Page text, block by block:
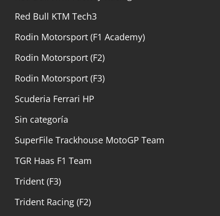
Red Bull KTM Tech3
Rodin Motorsport (F1 Academy)
Rodin Motorsport (F2)
Rodin Motorsport (F3)
Scuderia Ferrari HP
Sin categoría
SuperFile Trackhouse MotoGP Team
TGR Haas F1 Team
Trident (F3)
Trident Racing (F2)